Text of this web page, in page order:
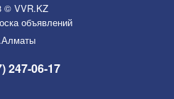
© VVR.KZ
объявлений
247-06-17